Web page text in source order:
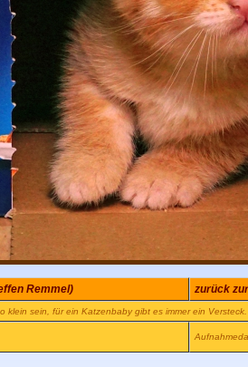
Remmel) zurück
klein sein, für ein Katzenbaby gibt es immer ein